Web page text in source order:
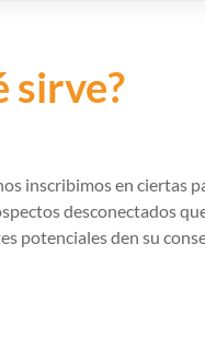
sirve?
inscribimos en ciertas
desconectados
potenciales den su